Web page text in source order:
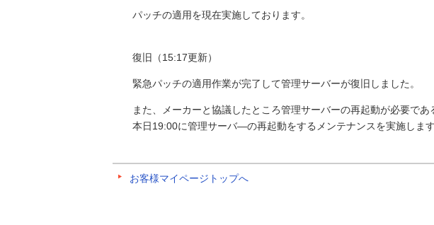
パッチの適用を現在実施しております。
復旧（15:17更新）
緊急パッチの適用作業が完了して管理サーバーが復旧しました。
また、メーカーと協議したところ管理サーバーの再起動が必要であ
本日19:00に管理サーバ―の再起動をするメンテナンスを実施します
お客様マイページトップへ